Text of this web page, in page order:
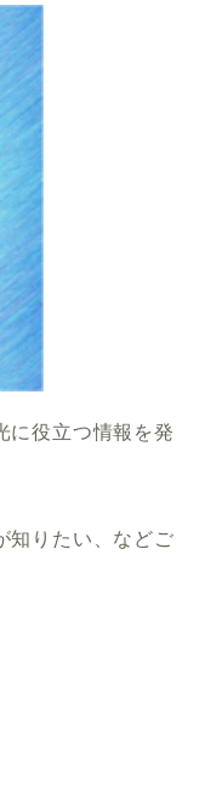
に役立つ情報を発
知りたい、などご